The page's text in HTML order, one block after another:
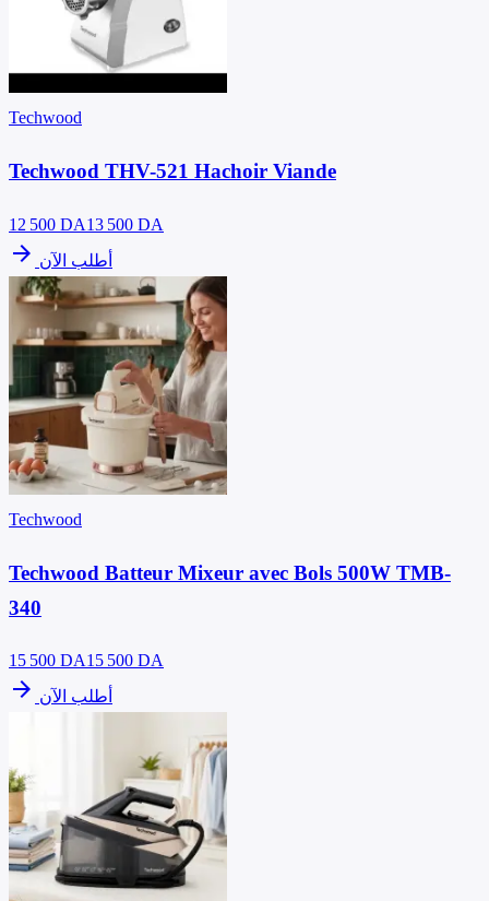
Techwood
Techwood THV-521 Hachoir Viande
12 500 DA13 500 DA
arrow_forward أطلب الآن
Techwood
Techwood Batteur Mixeur avec Bols 500W TMB-
340
15 500 DA15 500 DA
arrow_forward أطلب الآن